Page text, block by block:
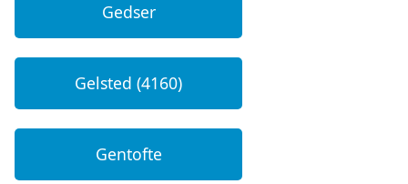
Gedser
Gelsted (4160)
Gentofte